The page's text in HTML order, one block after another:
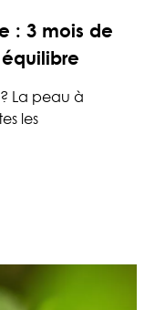
: 3 mois de
La peau à
les